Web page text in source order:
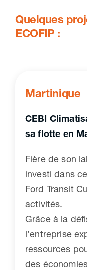
Quelques
ECOFIP :
Martinique
CEBI
sa flotte en
Fière de son
investi dans
Ford Transit
activités.
Grâce à la
l’entreprise
ressources
des